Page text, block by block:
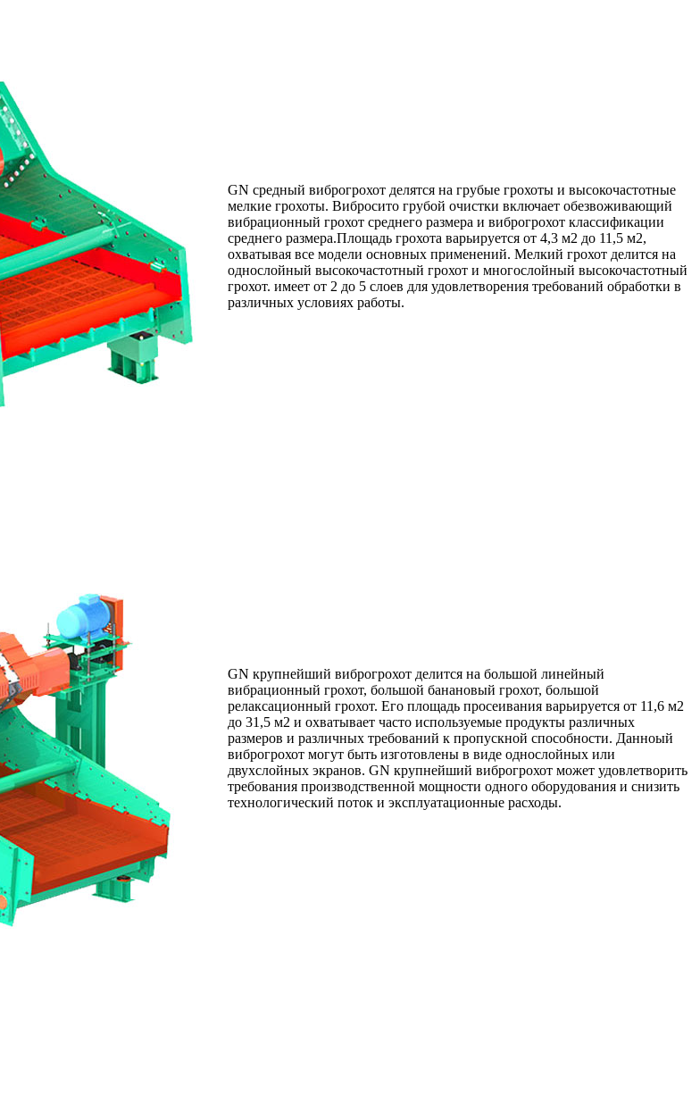
GN средный виброгрохот делятся на грубые грохоты и высокочастотные
мелкие грохоты. Вибросито грубой очистки включает обезвоживающий
вибрационный грохот среднего размера и виброгрохот классификации
среднего размера.Площадь грохота варьируется от 4,3 м2 до 11,5 м2,
охватывая все модели основных применений. Мелкий грохот делится на
однослойный высокочастотный грохот и многослойный высокочастотный
грохот. имеет от 2 до 5 слоев для удовлетворения требований обработки в
различных условиях работы.
GN крупнейший виброгрохот делится на большой линейный
вибрационный грохот, большой банановый грохот, большой
релаксационный грохот. Его площадь просеивания варьируется от 11,6 м2
до 31,5 м2 и охватывает часто используемые продукты различных
размеров и различных требований к пропускной способности. Данноый
виброгрохот могут быть изготовлены в виде однослойных или
двухслойных экранов. GN крупнейший виброгрохот может удовлетворить
требования производственной мощности одного оборудования и снизить
технологический поток и эксплуатационные расходы.